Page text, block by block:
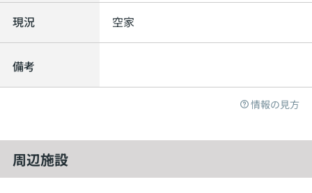
現況 空家
備考
情報の見方
周辺施設